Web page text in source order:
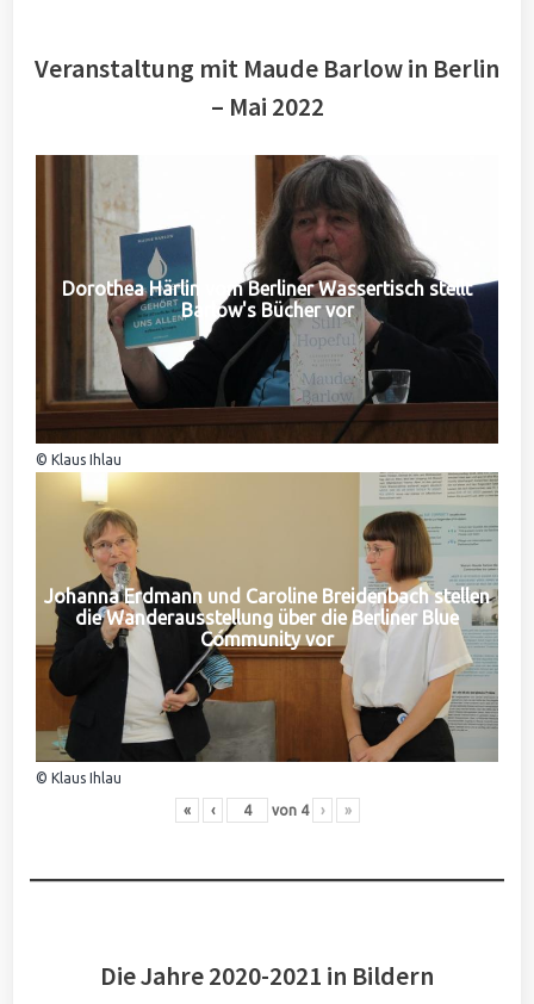
Veranstaltung mit Maude Barlow in Berlin
– Mai 2022
Dorothea Härlin vom Berliner Wassertisch stellt
Barlow's Bücher vor
© Klaus Ihlau
Johanna Erdmann und Caroline Breidenbach stellen
die Wanderausstellung über die Berliner Blue
Community vor
© Klaus Ihlau
« ‹ von 4 › »
Die Jahre 2020-2021 in Bildern